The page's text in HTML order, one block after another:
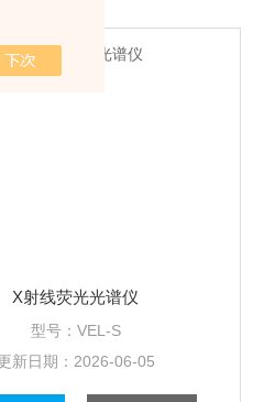
X射线荧光光谱仪
型号： VEL-S
新日期： 2026-06-05